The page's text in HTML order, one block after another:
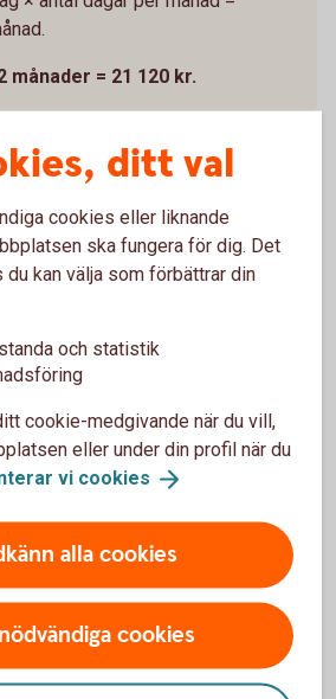
månader = 21 120 kr.
om året på matlåda
för tråkigt att behöva säga
att släppa in lite ”orkar inte”,
och ”semester” i din nya rutin
varannan dag. 10 800
så dumt, eller hur?
matkassen
mäter
på dagligvaruhandeln,
ditt val
cookies eller liknande
ska fungera för dig. Det
kan välja som förbättrar din
och statistik
cookie-medgivande när du vill,
eller under din profil när du
vi cookies
alla cookies
cookies